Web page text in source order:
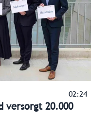
02:24
versorgt 20.000